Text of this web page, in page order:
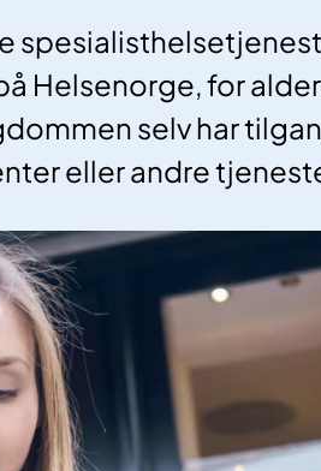
Helsenorge, for
selv har
eller andre